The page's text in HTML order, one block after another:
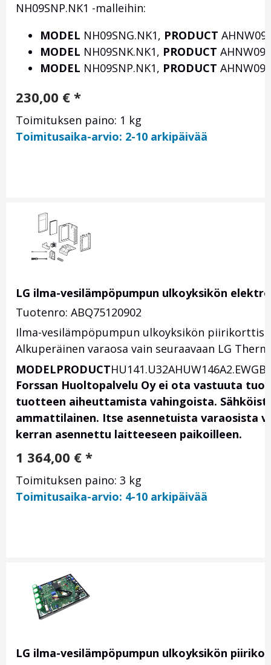
NH09SNP.NK1 -malleihin:
MODEL NH09SNG.NK1, PRODUCT
MODEL NH09SNK.NK1, PRODUCT
MODEL NH09SNP.NK1, PRODUCT
230,00 € *
Toimituksen paino: 1 kg
Toimitusaika-arvio: 2-10 arkipäivää
LG ilma-vesilämpöpumpun ulkoyksikön
Tuotenro: ABQ75120902
Ilma-vesilämpöpumpun ulkoyksikön
Alkuperäinen varaosa vain seuraavaan LG
MODELPRODUCTHU141.U32
Forssan Huoltopalvelu Oy ei ota vastuuta
tuotteen aiheuttamista vahingoista.
ammattilainen. Itse asennetuista varaosista
kerran asennettu laitteeseen paikoilleen.
1 364,00 € *
Toimituksen paino: 3 kg
Toimitusaika-arvio: 4-10 arkipäivää
LG ilma-vesilämpöpumpun ulkoyksikön